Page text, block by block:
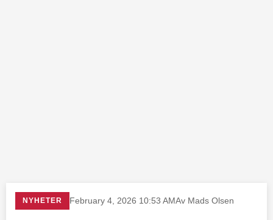
NYHETER February 4, 2026 10:53 AMAv Mads Olsen